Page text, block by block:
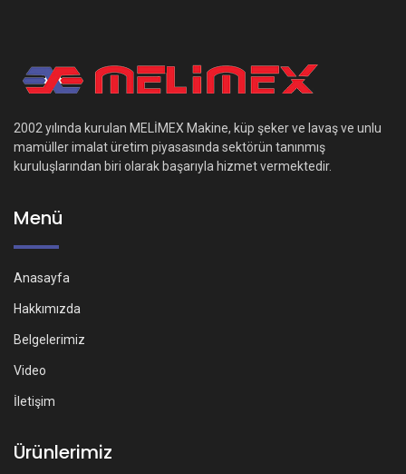
2002 yılında kurulan MELİMEX Makine, küp şeker ve lavaş ve unlu
mamüller imalat üretim piyasasında sektörün tanınmış
kuruluşlarından biri olarak başarıyla hizmet vermektedir.
Menü
Anasayfa
Hakkımızda
Belgelerimiz
Video
İletişim
Ürünlerimiz